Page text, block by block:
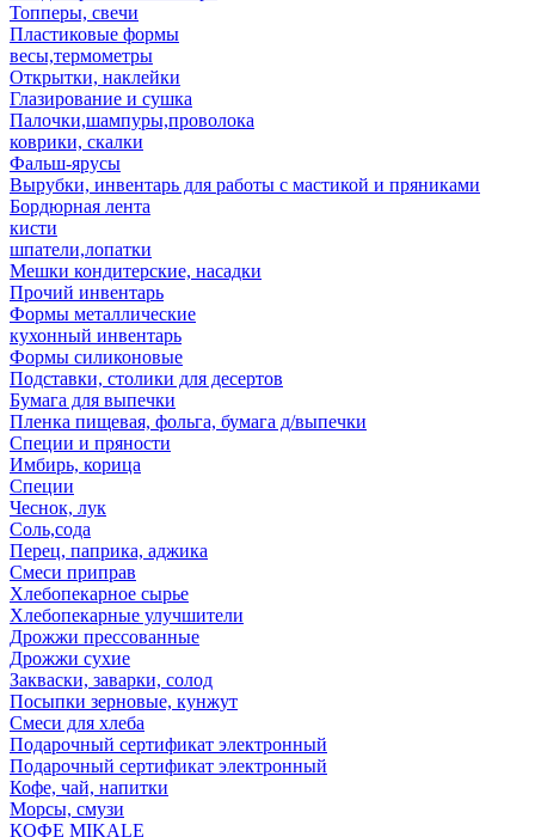
Топперы, свечи
Пластиковые формы
весы,термометры
Открытки, наклейки
Глазирование и сушка
Палочки,шампуры,проволока
коврики, скалки
Фальш-ярусы
Вырубки, инвентарь для работы с мастикой и пряниками
Бордюрная лента
кисти
шпатели,лопатки
Мешки кондитерские, насадки
Прочий инвентарь
Формы металлические
кухонный инвентарь
Формы силиконовые
Подставки, столики для десертов
Бумага для выпечки
Пленка пищевая, фольга, бумага д/выпечки
Специи и пряности
Имбирь, корица
Специи
Чеснок, лук
Соль,сода
Перец, паприка, аджика
Смеси приправ
Хлебопекарное сырье
Хлебопекарные улучшители
Дрожжи прессованные
Дрожжи сухие
Закваски, заварки, солод
Посыпки зерновые, кунжут
Смеси для хлеба
Подарочный сертификат электронный
Подарочный сертификат электронный
Кофе, чай, напитки
Морсы, смузи
КОФЕ MIKALE